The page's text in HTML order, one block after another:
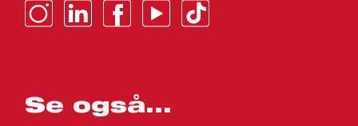
Se også...